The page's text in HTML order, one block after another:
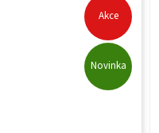
Akce
Novinka